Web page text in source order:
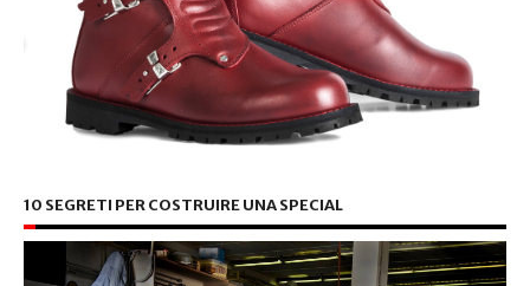
10 SEGRETI PER COSTRUIRE UNA SPECIAL